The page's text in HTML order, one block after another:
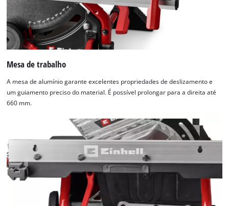
Mesa de trabalho
A mesa de alumínio garante excelentes propriedades de deslizamento e
um guiamento preciso do material. É possível prolongar para a direita até
660 mm.